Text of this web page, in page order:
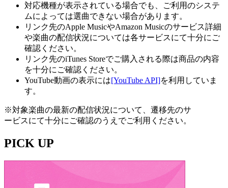
対応機種が表示されている場合でも、ご利用のシステ
ムによっては選曲できない場合があります。
リンク先のApple MusicやAmazon Musicのサービス詳細
や楽曲の配信状況については各サービスにて十分にご
確認ください。
リンク先のiTunes Storeでご購入される際は商品の内容
を十分にご確認ください。
YouTube動画の表示には[YouTube API]を利用していま
す。
※対象楽曲の最新の配信状況について、遷移先のサ
ービスにて十分にご確認のうえでご利用ください。
PICK UP